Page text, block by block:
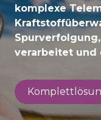
komplexe
verarbeitet und